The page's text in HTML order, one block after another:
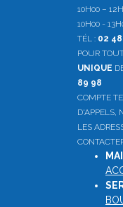
10H00 –
10H00 -
TÉL : 02 48
POUR
UNIQUE
89 98
COMPTE
D'APPELS,
LES